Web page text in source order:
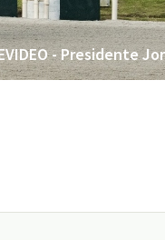
- Presidente